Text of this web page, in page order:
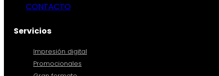
CONTACTO
Servicios
Impresión digital
Promocionales